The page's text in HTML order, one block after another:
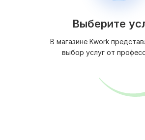
Выберите
В магазине Kwork
выбор услуг от